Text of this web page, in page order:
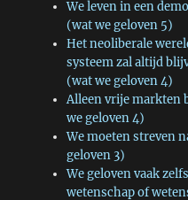
We leven in een
(wat we geloven 5)
Het neoliberale
systeem zal altijd
(wat we geloven 4)
Alleen vrije markten
we geloven 4)
We moeten streven
geloven 3)
We geloven vaak
wetenschap of